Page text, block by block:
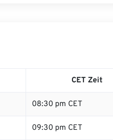
CET Zeit
08:30 pm CET
09:30 pm CET